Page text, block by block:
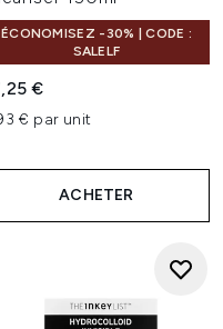
ÉCONOMISEZ -30% | CODE :
SALELF
€
€ par unit
ACHETER